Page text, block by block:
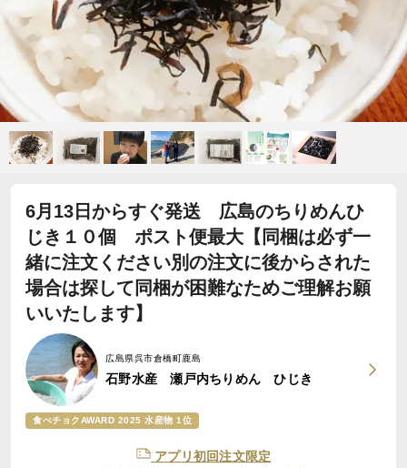
6月13日からすぐ発送 広島のちりめんひ
じき１０個 ポスト便最大【同梱は必ず一
緒に注文ください別の注文に後からされた
場合は探して同梱が困難なためご理解お願
いいたします】
広島県呉市倉橋町鹿島
石野水産 瀬戸内ちりめん ひじき
食べチョクAWARD 2025 水産物 1位
アプリ初回注文限定